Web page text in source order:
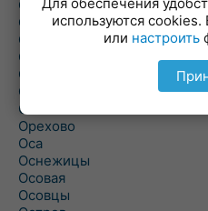
Озяты
Олтуш
Ольманы
Ольпень
Ольшаны
Омельная
Ополь
Орехово
Оса
Оснежицы
Осовая
Осовцы
используются
или настроить